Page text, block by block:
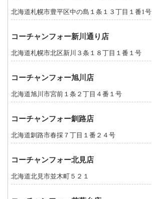
北海道札幌市豊平区中の島１条１３丁目１番1号
コーチャンフォー新川通り店
北海道札幌市北区新川３条１８丁目１番１号
コーチャンフォー旭川店
北海道旭川市宮前１条２丁目４番１号
コーチャンフォー釧路店
北海道釧路市春採７丁目１番２４号
コーチャンフォー北見店
北海道北見市並木町５２１